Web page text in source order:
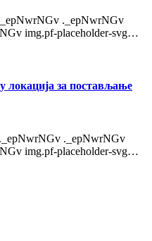
._epNwrNGv
img.pf-placeholder-svg…
локација за постављање
._epNwrNGv
img.pf-placeholder-svg…